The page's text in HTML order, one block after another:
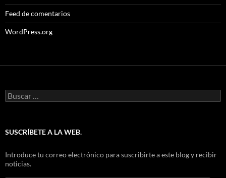
Feed de comentarios
WordPress.org
Buscar:
SUSCRÍBETE A LA WEB.
Introduce tu correo electrónico para suscribirte a este blog y recibir
noticias.